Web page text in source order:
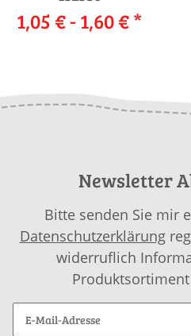
1,05 € -1,60 €*
Newsletter
Bitte senden Sie mir
Datenschutzerklärung
widerruflich